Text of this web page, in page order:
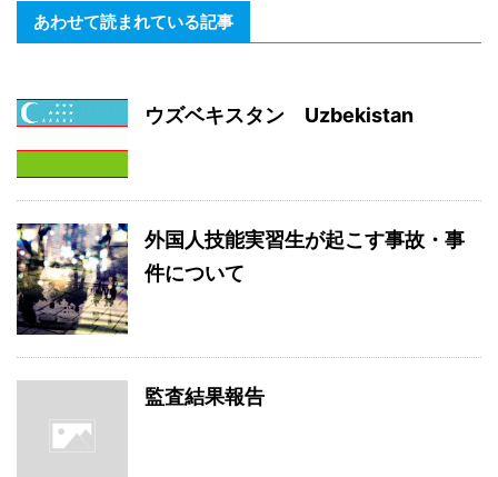
あわせて読まれている記事
ウズベキスタン Uzbekistan
外国人技能実習生が起こす事故・事
件について
監査結果報告